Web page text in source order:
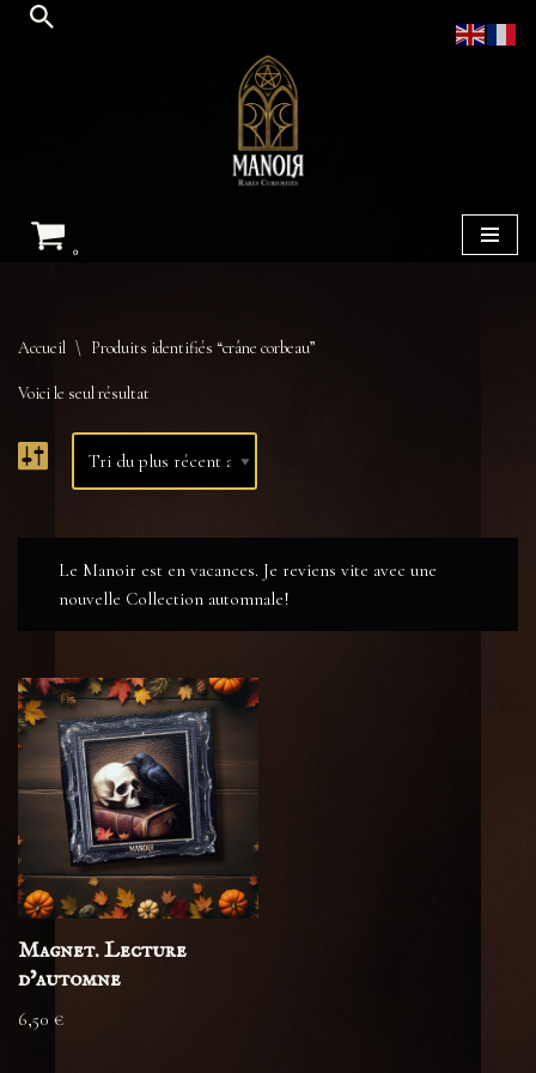
0
Accueil \ Produits identifiés “crâne corbeau”
Voici le seul résultat
Le Manoir est en vacances. Je reviens vite avec une
nouvelle Collection automnale!
Magnet. Lecture
d’automne
6,50 €